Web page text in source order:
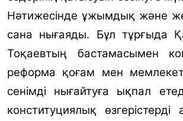
Нәтижесінде ұжымдық және
сана нығаяды. Бұл тұрғыда
Тоқаевтың бастамасымен
реформа қоғам мен
сенімді нығайтуға ықпал
конституциялық өзгерістерді